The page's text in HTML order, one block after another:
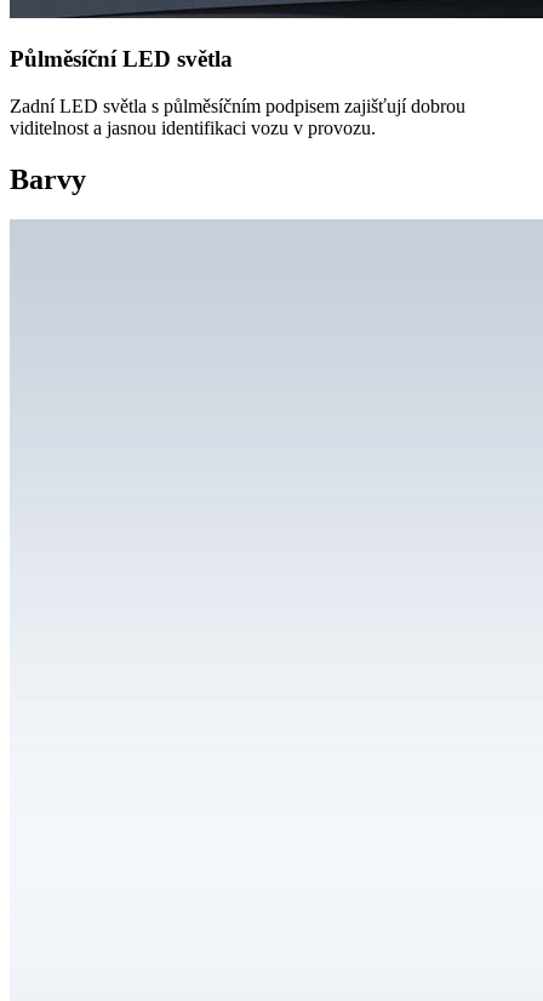
Půlměsíční LED světla
Zadní LED světla s půlměsíčním podpisem zajišťují dobrou
viditelnost a jasnou identifikaci vozu v provozu.
Barvy